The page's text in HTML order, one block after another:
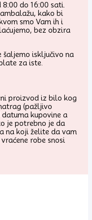
do 16:00 sati.
kako bi
smo Vam ih i
bez obzira
šaljemo isključivo na
za iste.
proizvod iz bilo kog
(pažljivo
kupovine a
je potrebno je da
na koji želite da vam
robe snosi